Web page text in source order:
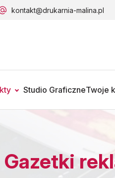
kontakt@drukarnia-malina.pl
Studio GraficzneTwoje
Gazetki